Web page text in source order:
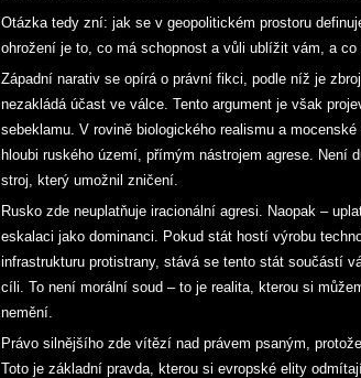
Otázka tedy zní: jak se v geopolitickém prostoru
ohrožení je to, co má schopnost a vůli ublížit vám, a
Západní narativ se opírá o právní fikci, podle níž je
nezakládá účast ve válce. Tento argument je však
sebeklamu. V rovině biologického realismu a
hloubi ruského území, přímým nástrojem agrese. Není
stroj, který umožnil zničení.
Rusko zde neuplatňuje iracionální agresi. Naopak –
eskalaci jako dominanci. Pokud stát hostí výrobu
infrastrukturu protistrany, stává se tento stát součástí
cíli. To není morální soud – to je realita, kterou si
nemění.
Právo silnějšího zde vítězí nad právem psaným,
Toto je základní pravda, kterou si evropské elity